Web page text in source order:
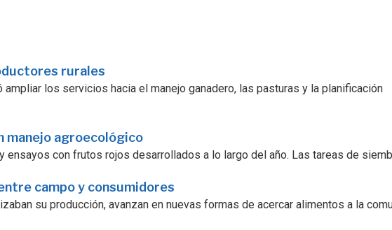
rurales
los servicios hacia el manejo ganadero, las pasturas y la planificación
manejo agroecológico
ensayos con frutos rojos desarrollados a lo largo del año. Las tareas de
campo y consumidores
su producción, avanzan en nuevas formas de acercar alimentos a la